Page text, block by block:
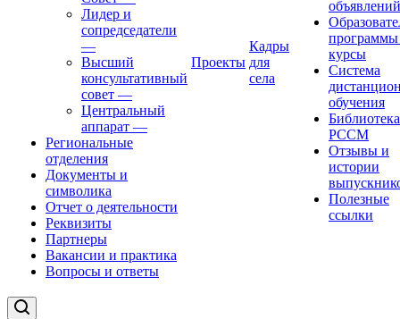
Лидер и
сопредседатели
—
Высший
консультативный
совет —
Центральный
аппарат —
Региональные
отделения
Документы и
символика
Отчет о деятельности
Реквизиты
Партнеры
Вакансии и практика
Вопросы и ответы
Проекты
Кадры
для
села
объявлений
курсы
Система
обучения
Библиотека
РССМ
Отзывы и
истории
Полезные
ссылки